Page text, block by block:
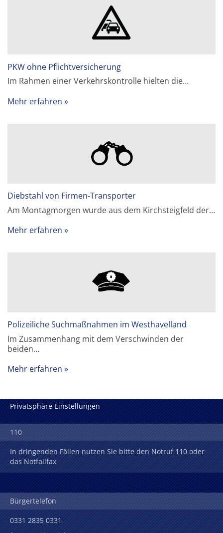
PKW ohne Pflichtversicherung
Im Rahmen einer Verkehrskontrolle hielten die…
Mehr erfahren
Diebstahl von Firmen-Transporter
Am Montagmorgen wurde aus dem Kirchsteigfeld der…
Mehr erfahren
Polizeiliche Suchmaßnahmen im Westhavelland
Im Zusammenhang mit dem Verschwinden der
beiden…
Mehr erfahren
Privatsphäre Einstellungen
110
In dringenden Fällen nutzen Sie bitte den Notruf 110 oder
das Notfallfax
Bürgertelefon
0331 2835 0331